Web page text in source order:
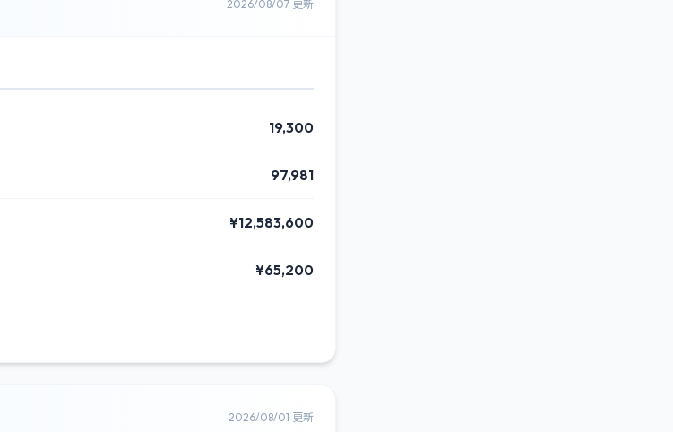
2026/08/07 更新
19,300
97,981
¥12,583,600
¥65,200
2026/08/01 更新